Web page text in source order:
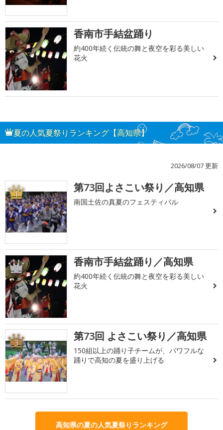
香南市手結盆踊り
約400年続く伝統の舞と夜空を彩る美しい
花火
夏の人気夏祭りランキング【高知県】
2026/08/07 更新
1 第73回よさこい祭り／高知県
南国土佐の真夏のフェスティバル
2 香南市手結盆踊り／高知県
約400年続く伝統の舞と夜空を彩る美しい
花火
3 第73回 よさこい祭り／高知県
150組以上の踊り子チームが、パワフルな
踊りで高知の夏を盛り上げる
高知県の夏の人気夏祭りランキング